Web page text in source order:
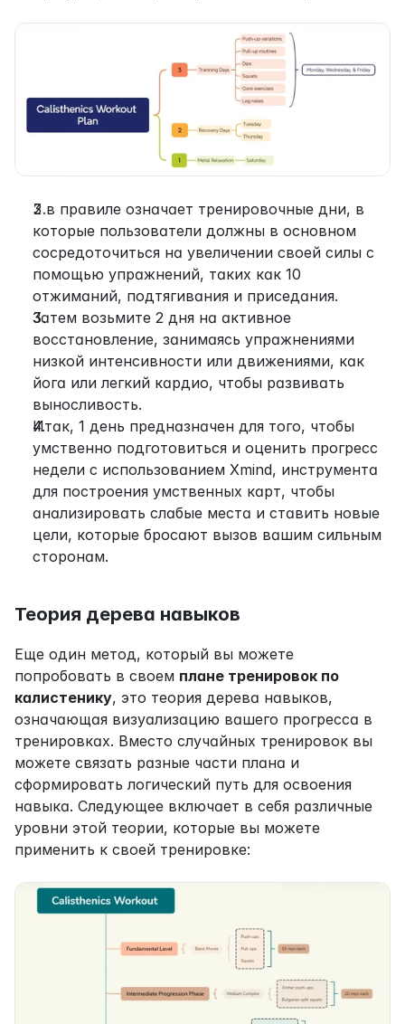
3 в правиле означает тренировочные дни, в
которые пользователи должны в основном
сосредоточиться на увеличении своей силы с
помощью упражнений, таких как 10
отжиманий, подтягивания и приседания.
Затем возьмите 2 дня на активное
восстановление, занимаясь упражнениями
низкой интенсивности или движениями, как
йога или легкий кардио, чтобы развивать
выносливость.
Итак, 1 день предназначен для того, чтобы
умственно подготовиться и оценить прогресс
недели с использованием Xmind, инструмента
для построения умственных карт, чтобы
анализировать слабые места и ставить новые
цели, которые бросают вызов вашим сильным
сторонам.
Теория дерева навыков
Еще один метод, который вы можете
попробовать в своем плане тренировок по
калистенику, это теория дерева навыков,
означающая визуализацию вашего прогресса в
тренировках. Вместо случайных тренировок вы
можете связать разные части плана и
сформировать логический путь для освоения
навыка. Следующее включает в себя различные
уровни этой теории, которые вы можете
применить к своей тренировке: